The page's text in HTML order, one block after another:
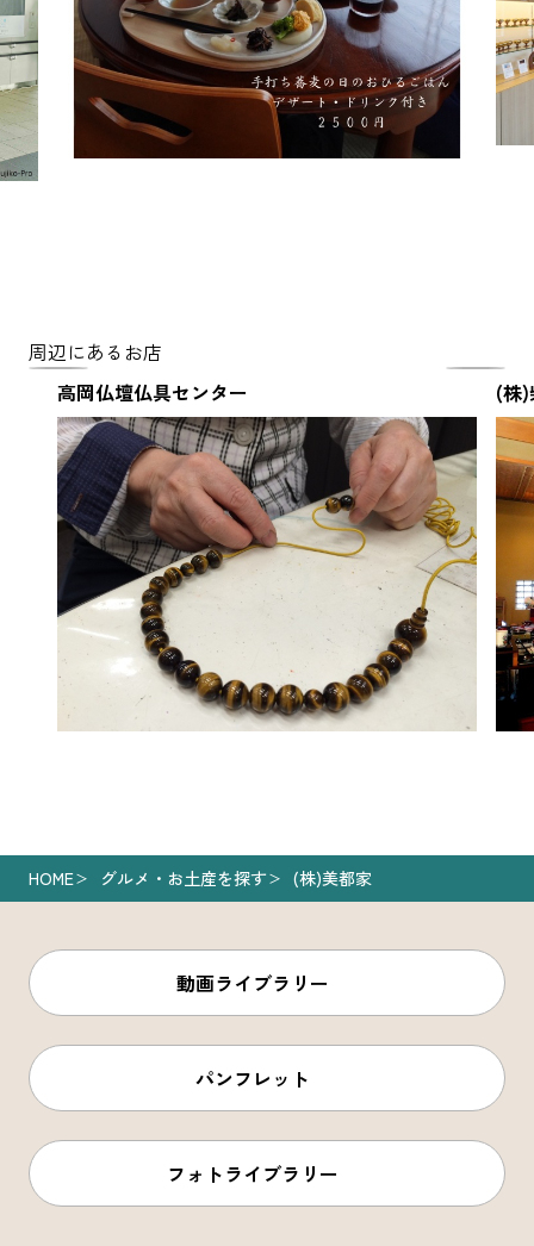
HOME グルメ・お土産を探す (株)美都家
周辺にあるお店
高岡仏壇仏具センター
(株
動画ライブラリー
パンフレット
フォトライブラリー